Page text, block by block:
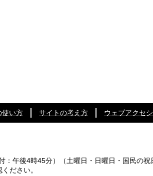
使い方 サイトの考え方 ウェブアクセ
：午後4時45分）
（土曜日・日曜日・国民の祝
さい。